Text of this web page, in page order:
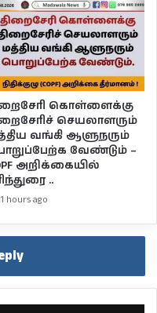
கொள்ளைக்கு
செயலாளரும்
வங்கி ஆளுநரும்
வேண்டும் –
அறிக்கையில்
..
hours ago